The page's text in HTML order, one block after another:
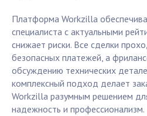
Платформа Workzilla
специалиста с актуальными
снижает риски. Все сделки
безопасных платежей, а
обсуждению технических
комплексный подход делает
Workzilla разумным решением
надежность и профессионализм.